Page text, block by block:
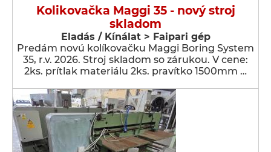
Kolikovačka Maggi 35 - nový stroj
skladom
Eladás / Kínálat > Faipari gép
Predám novú kolíkovačku Maggi Boring System
35, r.v. 2026. Stroj skladom so zárukou. V cene:
2ks. prítlak materiálu 2ks. pravítko 1500mm …